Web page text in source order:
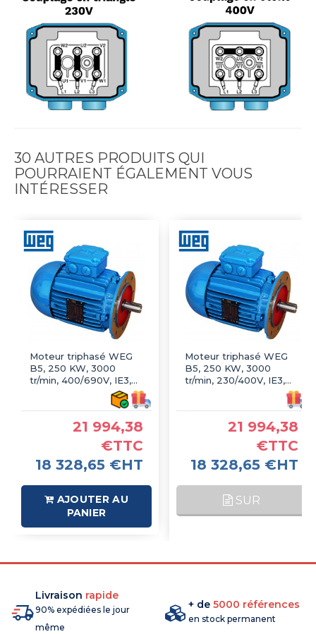
30 AUTRES PRODUITS QUI
POURRAIENT ÉGALEMENT VOUS
INTÉRESSER
Moteur triphasé WEG
B5, 250 KW, 3000
tr/min, 400/690V, IE3,
21 994,38
€TTC
18 328,65 €HT
AJOUTER AU
PANIER
Moteur triphasé WEG
B5, 250 KW, 3000
tr/min, 230/400V, IE3,
21 994,38
€TTC
18 328,65 €HT
SUR
Livraison rapide
90% expédiées le jour
même
+ de 5000 références
en stock permanent